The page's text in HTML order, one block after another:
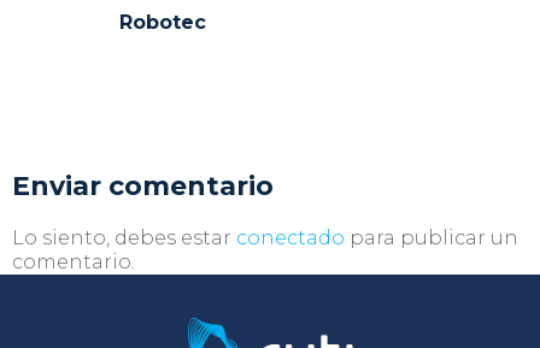
Robotec
Enviar comentario
Lo siento, debes estar conectado para publicar un
comentario.